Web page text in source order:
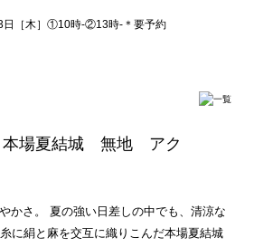
日［木］①10時-②13時-＊要予約
本場夏結城 無地 アク
さ。 夏の強い日差しの中でも、清涼な
に絹と麻を交互に織りこんだ本場夏結城